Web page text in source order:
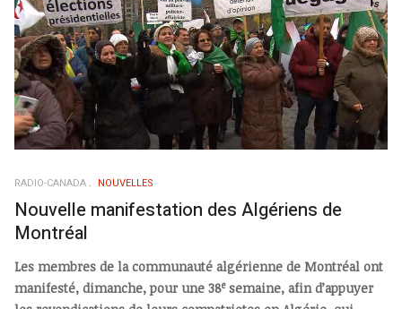
RADIO-CANADA NOUVELLES
Nouvelle manifestation des Algériens de
Montréal
Les membres de la communauté algérienne de Montréal ont
manifesté, dimanche, pour une 38esemaine, afin d’appuyer